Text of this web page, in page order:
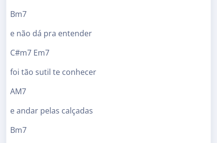
Bm7
e não dá pra entender
C#m7 Em7
foi tão sutil te conhecer
AM7
e andar pelas calçadas
Bm7